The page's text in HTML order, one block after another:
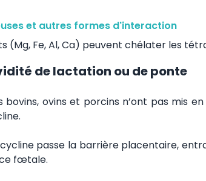
et autres formes d'interaction
(Mg, Fe, Al, Ca) peuvent chélater les
de lactation ou de ponte
bovins, ovins et porcins n’ont pas mis
passe la barrière placentaire,
fœtale.